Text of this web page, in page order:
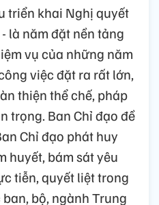
triển khai Nghị quyết
là năm đặt nền tảng
vụ của những năm
việc đặt ra rất lớn,
thiện thể chế, pháp
trọng. Ban Chỉ đạo đề
Chỉ đạo phát huy
huyết, bám sát yêu
tiễn, quyết liệt trong
bộ, ngành Trung